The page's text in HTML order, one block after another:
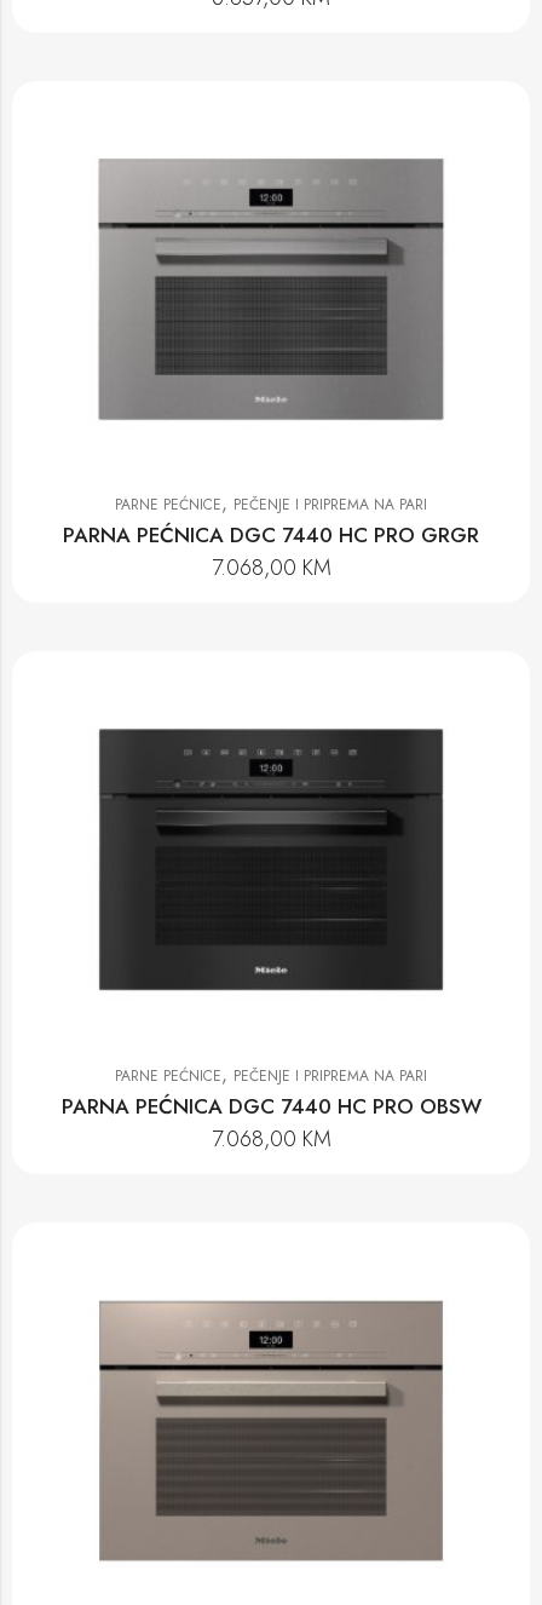
PARNE PEĆNICE, PEČENJE I PRIPREMA NA PARI
PARNA PEĆNICA DGC 7440 HC PRO GRGR
7.068,00 KM
PARNE PEĆNICE, PEČENJE I PRIPREMA NA PARI
PARNA PEĆNICA DGC 7440 HC PRO OBSW
7.068,00 KM